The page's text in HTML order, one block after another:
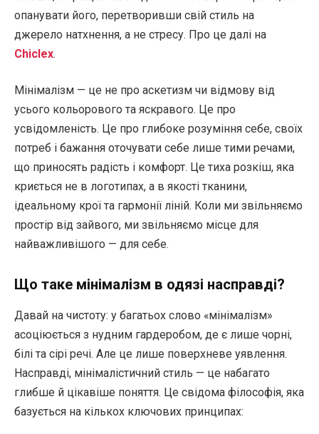
опанувати його, перетворивши свій стиль на
джерело натхнення, а не стресу. Про це далі на
Chiclex.
Мінімалізм — це не про аскетизм чи відмову від
усього кольорового та яскравого. Це про
усвідомленість. Це про глибоке розуміння себе, своїх
потреб і бажання оточувати себе лише тими речами,
що приносять радість і комфорт. Це тиха розкіш, яка
криється не в логотипах, а в якості тканини,
ідеальному крої та гармонії ліній. Коли ми звільняємо
простір від зайвого, ми звільняємо місце для
найважливішого — для себе.
Що таке мінімалізм в одязі насправді?
Давай на чистоту: у багатьох слово «мінімалізм»
асоціюється з нудним гардеробом, де є лише чорні,
білі та сірі речі. Але це лише поверхневе уявлення.
Насправді, мінімалістичний стиль — це набагато
глибше й цікавіше поняття. Це свідома філософія, яка
базується на кількох ключових принципах: